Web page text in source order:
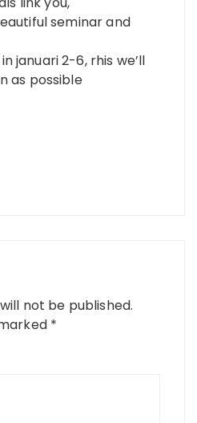
seminar and
januari 2-6, rhis we’ll
as possible
not be published.
*